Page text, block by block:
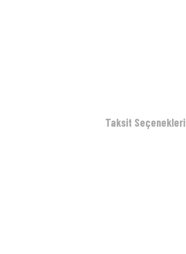
Taksit Seçenekleri